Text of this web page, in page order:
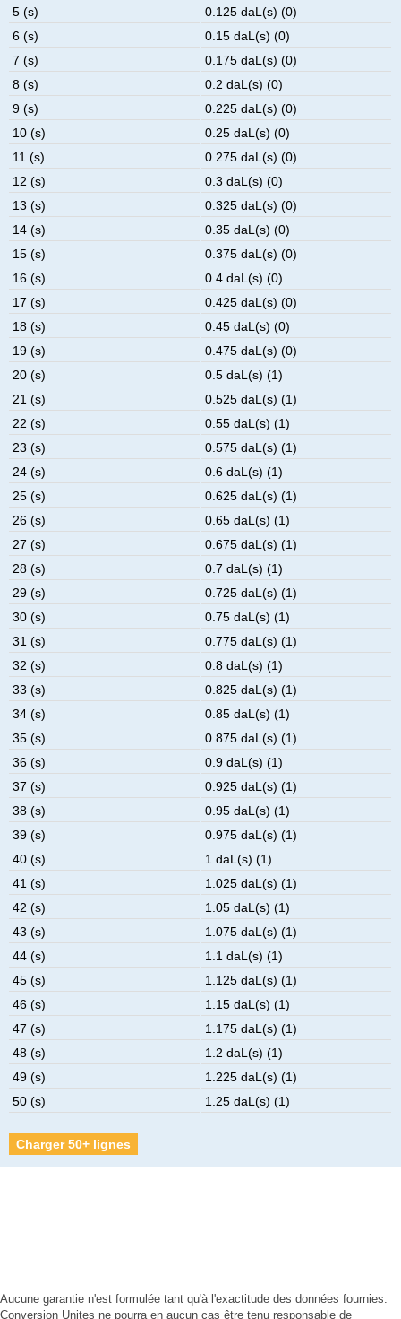
5 (s)
0.125 daL(s) (0)
6 (s)
0.15 daL(s) (0)
7 (s)
0.175 daL(s) (0)
8 (s)
0.2 daL(s) (0)
9 (s)
0.225 daL(s) (0)
10 (s)
0.25 daL(s) (0)
11 (s)
0.275 daL(s) (0)
12 (s)
0.3 daL(s) (0)
13 (s)
0.325 daL(s) (0)
14 (s)
0.35 daL(s) (0)
15 (s)
0.375 daL(s) (0)
16 (s)
0.4 daL(s) (0)
17 (s)
0.425 daL(s) (0)
18 (s)
0.45 daL(s) (0)
19 (s)
0.475 daL(s) (0)
20 (s)
0.5 daL(s) (1)
21 (s)
0.525 daL(s) (1)
22 (s)
0.55 daL(s) (1)
23 (s)
0.575 daL(s) (1)
24 (s)
0.6 daL(s) (1)
25 (s)
0.625 daL(s) (1)
26 (s)
0.65 daL(s) (1)
27 (s)
0.675 daL(s) (1)
28 (s)
0.7 daL(s) (1)
29 (s)
0.725 daL(s) (1)
30 (s)
0.75 daL(s) (1)
31 (s)
0.775 daL(s) (1)
32 (s)
0.8 daL(s) (1)
33 (s)
0.825 daL(s) (1)
34 (s)
0.85 daL(s) (1)
35 (s)
0.875 daL(s) (1)
36 (s)
0.9 daL(s) (1)
37 (s)
0.925 daL(s) (1)
38 (s)
0.95 daL(s) (1)
39 (s)
0.975 daL(s) (1)
40 (s)
1 daL(s) (1)
41 (s)
1.025 daL(s) (1)
42 (s)
1.05 daL(s) (1)
43 (s)
1.075 daL(s) (1)
44 (s)
1.1 daL(s) (1)
45 (s)
1.125 daL(s) (1)
46 (s)
1.15 daL(s) (1)
47 (s)
1.175 daL(s) (1)
48 (s)
1.2 daL(s) (1)
49 (s)
1.225 daL(s) (1)
50 (s)
1.25 daL(s) (1)
Charger 50+ lignes
Aucune garantie n'est formulée tant qu'à l'exactitude des données fournies.
Conversion Unites ne pourra en aucun cas être tenu responsable de